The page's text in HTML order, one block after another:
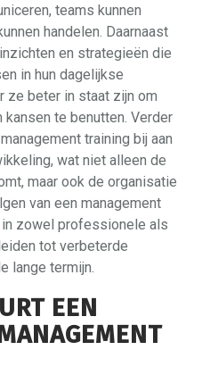
teams kunnen
handelen. Daarnaast
en strategieën die
in hun dagelijkse
ze beter in staat zijn om
kansen te benutten. Verder
training bij aan
wat niet alleen de
maar ook de organisatie
van een management
zowel professionele als
tot verbeterde
lange termijn.
EEN